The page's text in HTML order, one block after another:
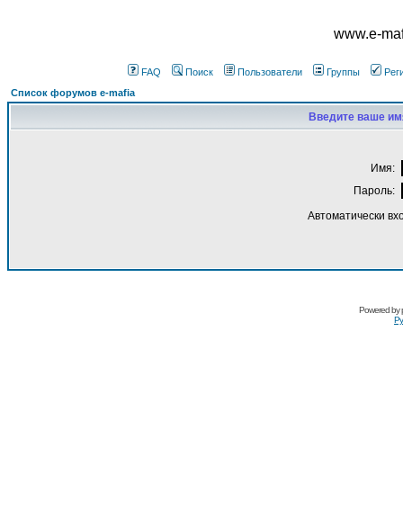
www.e-
FAQ Поиск Пользователи Группы
Список форумов e-mafia
Введите ваше
Имя:
Пароль:
Автоматически
Powered by